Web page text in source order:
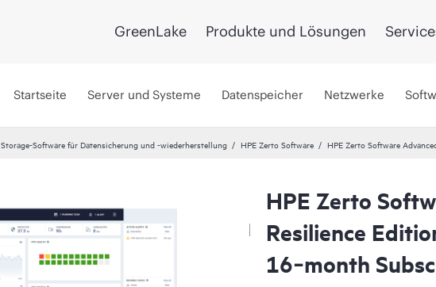
GreenLake Produkte und Lösungen
Startseite Server und Systeme Datenspeicher Netzwerke
Storage-Software für Datensicherung und -wiederherstellung HPE Zerto Software HPE Zerto Software
HPE Zerto
Resilience
16‑month